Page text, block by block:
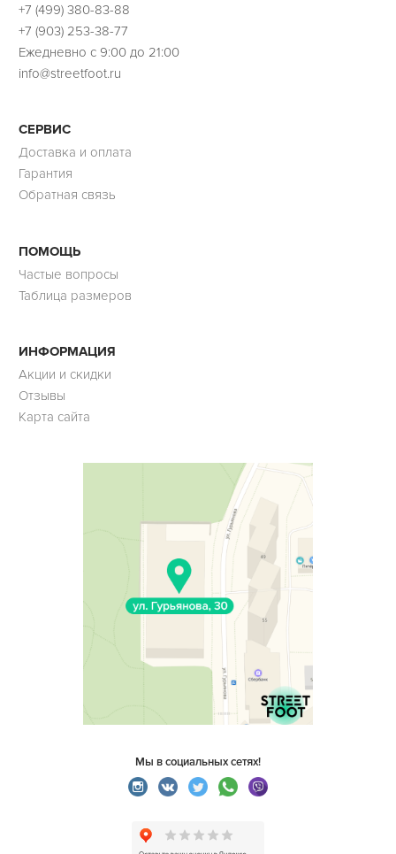
+7 (499) 380-83-88
+7 (903) 253-38-77
Ежедневно с 9:00 до 21:00
info@streetfoot.ru
СЕРВИС
Доставка и оплата
Гарантия
Обратная связь
ПОМОЩЬ
Частые вопросы
Таблица размеров
ИНФОРМАЦИЯ
Акции и скидки
Отзывы
Карта сайта
Мы в социальных сетях!